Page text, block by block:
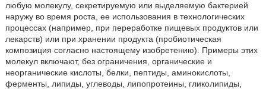
любую молекулу, секретируемую или выделяемую бактерией
наружу во время роста, ее использования в технологических
процессах (например, при переработке пищевых продуктов или
лекарств) или при хранении продукта (пробиотическая
композиция согласно настоящему изобретению). Примеры этих
молекул включают, без ограничения, органические и
неорганические кислоты, белки, пептиды, аминокислоты,
ферменты, липиды, углеводы, липопротеины, гликолипиды,